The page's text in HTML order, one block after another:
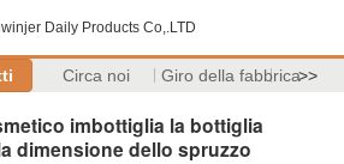
Daily Products Co,.LTD
Circa noi Giro della fabbrica>>
imbottiglia la bottiglia
dimensione dello spruzzo